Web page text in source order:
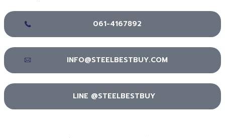
061-4167892
INFO@STEELBESTBUY.COM
LINE @STEELBESTBUY